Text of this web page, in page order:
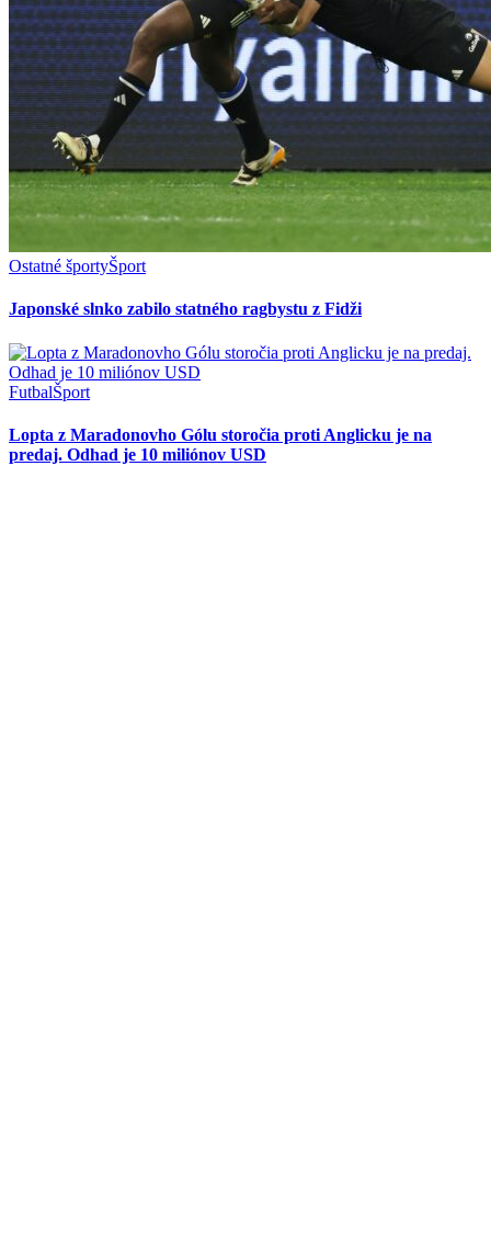
Ostatné športyŠport
Japonské slnko zabilo statného ragbystu z Fidži
FutbalŠport
Lopta z Maradonovho Gólu storočia proti Anglicku je na
predaj. Odhad je 10 miliónov USD